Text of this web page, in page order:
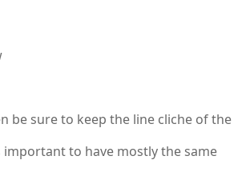
be sure to keep the line cliche of the
important to have mostly the same